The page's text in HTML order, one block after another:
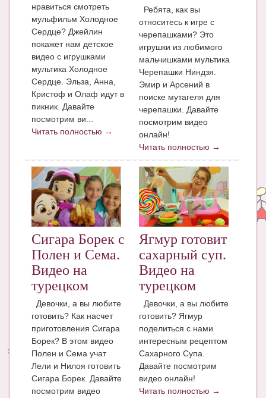
Полезные ссылки
НОВОСТИ ЛОПОТУНА
Блог Администратора
О проекте
Сотрудничество. Авторам
нравиться смотреть
мульфильм Холодное
Сердце? Джейлин
покажет нам детское
видео с игрушками
мультика Холодное
Сердце. Эльза, Анна,
Кристоф и Олаф идут в
пикник. Давайте
посмотрим ви...
Читать полностью →
Ребята, как вы
относитесь к игре с
черепашками? Это
игрушки из любимого
мальчишками мультика
Черепашки Ниндзя.
Эмир и Арсений в
поиске мутагеля для
черепашки. Давайте
посмотрим видео
онлайн!
Читать полностью →
Сигара Борек с
Полен и Сема.
Видео на
турецком
Девочки, а вы любите
готовить? Как насчет
приготовления Сигара
Борек? В этом видео
Полен и Сема учат
Лели и Нилоя готовить
Сигара Борек. Давайте
посмотрим видео
Ягмур готовит
сахарный суп.
Видео на
турецком
Девочки, а вы любите
готовить? Ягмур
поделиться с нами
интересным рецептом
Сахарного Супа.
Давайте посмотрим
видео онлайн!
Читать полностью →